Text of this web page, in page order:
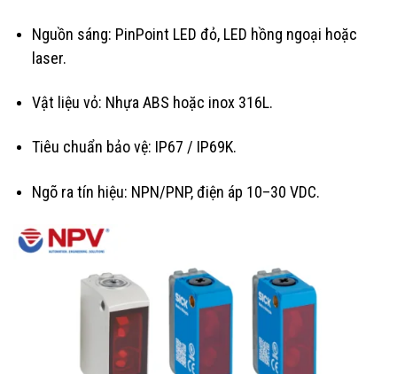
Nguồn sáng: PinPoint LED đỏ, LED hồng ngoại hoặc
laser.
Vật liệu vỏ: Nhựa ABS hoặc inox 316L.
Tiêu chuẩn bảo vệ: IP67 / IP69K.
Ngõ ra tín hiệu: NPN/PNP, điện áp 10–30 VDC.